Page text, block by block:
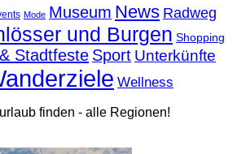
Mode Museum News Radweg
und Burgen Shopping
Stadtfeste Sport Unterkünfte
Wellness
finden - alle Regionen!